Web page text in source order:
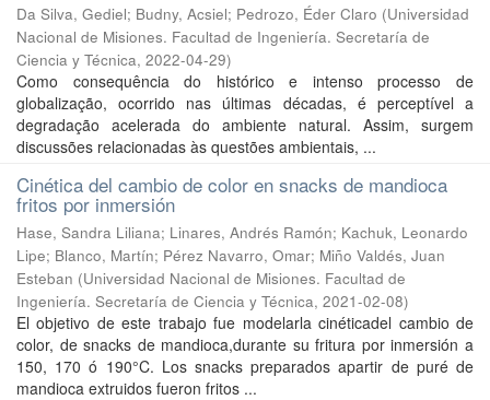
Da Silva, Gediel; Budny, Acsiel; Pedrozo, Éder Claro (Universidad
Nacional de Misiones. Facultad de Ingeniería. Secretaría de
Ciencia y Técnica, 2022-04-29)
Como consequência do histórico e intenso processo de
globalização, ocorrido nas últimas décadas, é perceptível a
degradação acelerada do ambiente natural. Assim, surgem
discussões relacionadas às questões ambientais, ...
Cinética del cambio de color en snacks de mandioca
fritos por inmersión
Hase, Sandra Liliana; Linares, Andrés Ramón; Kachuk, Leonardo
Lipe; Blanco, Martín; Pérez Navarro, Omar; Miño Valdés, Juan
Esteban (Universidad Nacional de Misiones. Facultad de
Ingeniería. Secretaría de Ciencia y Técnica, 2021-02-08)
El objetivo de este trabajo fue modelarla cinéticadel cambio de
color, de snacks de mandioca,durante su fritura por inmersión a
150, 170 ó 190°C. Los snacks preparados apartir de puré de
mandioca extruidos fueron fritos ...